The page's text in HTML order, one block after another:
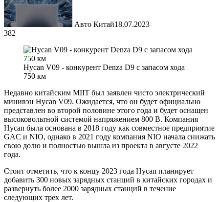
Авто Китай18.07.2023
382
Hycan V09 - конкурент Denza D9 с запасом хода
750 км
Недавно китайским MIIT был заявлен чисто электрический
минивэн Hycan V09. Ожидается, что он будет официально
представлен во второй половине этого года и будет оснащен
высоковольтной системой напряжением 800 В. Компания
Hycan была основана в 2018 году как совместное предприятие
GAC и NIO, однако в 2021 году компания NIO начала снижать
свою долю и полностью вышла из проекта в августе 2022
года.
Стоит отметить, что к концу 2023 года Hycan планирует
добавить 300 новых зарядных станций в китайских городах и
развернуть более 2000 зарядных станций в течение
следующих трех лет.